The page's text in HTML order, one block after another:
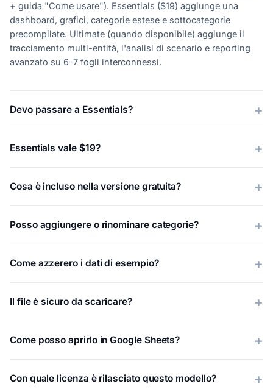
+ guida "Come usare"). Essentials ($19) aggiunge una
dashboard, grafici, categorie estese e sottocategorie
precompilate. Ultimate (quando disponibile) aggiunge il
tracciamento multi-entità, l'analisi di scenario e reporting
avanzato su 6-7 fogli interconnessi.
Devo passare a Essentials?
Essentials vale $19?
Cosa è incluso nella versione gratuita?
Posso aggiungere o rinominare categorie?
Come azzerero i dati di esempio?
Il file è sicuro da scaricare?
Come posso aprirlo in Google Sheets?
Con quale licenza è rilasciato questo modello?